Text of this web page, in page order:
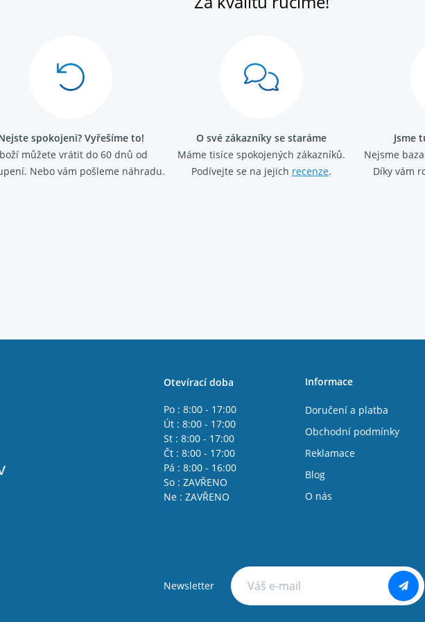
spokojeni? Vyřešíme to!
můžete vrátit do 60 dnů od
Nebo vám pošleme náhradu.
O své zákazníky se staráme
Máme tisíce spokojených zákazníků.
Podívejte se na jejich recenze.
Jsme
Nejsme
Díky vám
Otevírací doba
Po : 8:00 - 17:00
Út : 8:00 - 17:00
St : 8:00 - 17:00
Čt : 8:00 - 17:00
Pá : 8:00 - 16:00
So : ZAVŘENO
Ne : ZAVŘENO
Informace
Doručení a platba
Obchodní podmínky
Reklamace
Blog
O nás
Newsletter